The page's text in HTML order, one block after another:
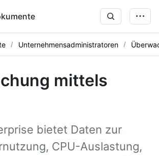
Unternehmensadministratoren
mittels
bietet Daten zur
CPU-Auslastung,